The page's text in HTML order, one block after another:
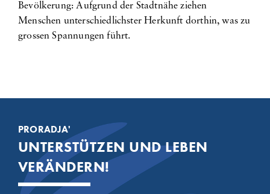
Bevölkerung: Aufgrund der Stadtnähe ziehen
Menschen unterschiedlichster Herkunft dorthin, was zu
grossen Spannungen führt.
PRORADJA'
UNTERSTÜTZEN UND LEBEN
VERÄNDERN!